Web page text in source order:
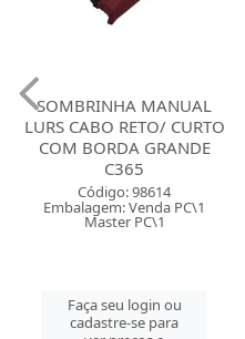
SOMBRINHA MANUAL
LURS CABO RETO/ CURTO
COM BORDA GRANDE
C365
Código: 98614
Embalagem: Venda PC\1
Master PC\1
Faça seu login ou
cadastre-se para